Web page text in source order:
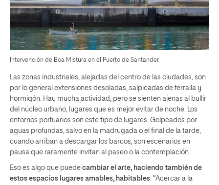
Intervención de Boa Mistura en el Puerto de Santander.
Las zonas industriales, alejadas del centro de las ciudades, son
por lo general extensiones desoladas, salpicadas de ferralla y
hormigón. Hay mucha actividad, pero se sienten ajenas al bullir
del núcleo urbano, lugares que es mejor evitar de noche. Los
entornos portuarios son este tipo de lugares. Golpeados por
aguas profundas, salvo en la madrugada o el final de la tarde,
cuando arriban a descargar los barcos, son escenarios en
pausa que raramente invitan al paseo o la contemplación.
Eso es algo que puede cambiar el arte, haciendo también de
estos espacios lugares amables, habitables . “Acercar a la